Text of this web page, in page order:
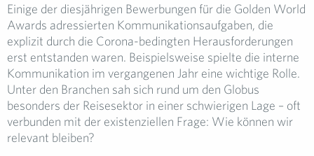
Einige der diesjährigen Bewerbungen für die Golden World
Awards adressierten Kommunikationsaufgaben, die
explizit durch die Corona-bedingten Herausforderungen
erst entstanden waren. Beispielsweise spielte die interne
Kommunikation im vergangenen Jahr eine wichtige Rolle.
Unter den Branchen sah sich rund um den Globus
besonders der Reisesektor in einer schwierigen Lage – oft
verbunden mit der existenziellen Frage: Wie können wir
relevant bleiben?